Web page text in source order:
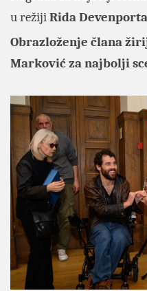
u režijiRida Devenporta
Obrazloženje člana
Marković za najbolji